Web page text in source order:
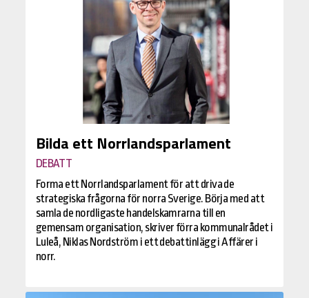
Bilda ett Norrlandsparlament
DEBATT
Forma ett Norrlandsparlament för att driva de
strategiska frågorna för norra Sverige. Börja med att
samla de nordligaste handelskamrarna till en
gemensam organisation, skriver förra kommunalrådet i
Luleå, Niklas Nordström i ett debattinlägg i Affärer i
norr.